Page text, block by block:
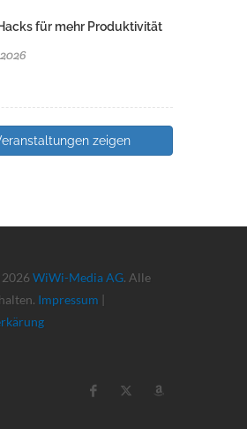
für mehr Produktivität
zeigen
WiWi-Media AG. Alle
Impressum |